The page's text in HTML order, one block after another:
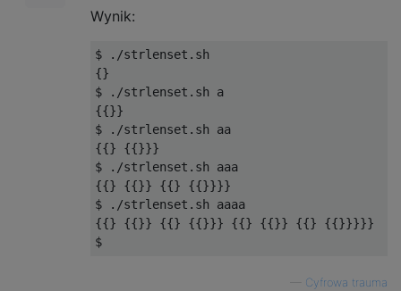
Wynik:
$ ./strlenset.sh
{}
$ ./strlenset.sh a
{{}}
$ ./strlenset.sh aa
{{} {{}}}
$ ./strlenset.sh aaa
{{} {{}} {{} {{}}}}
$ ./strlenset.sh aaaa
{{} {{}} {{} {{}}} {{} {{}} {{} {{}}}}}
Cyfrowa trauma